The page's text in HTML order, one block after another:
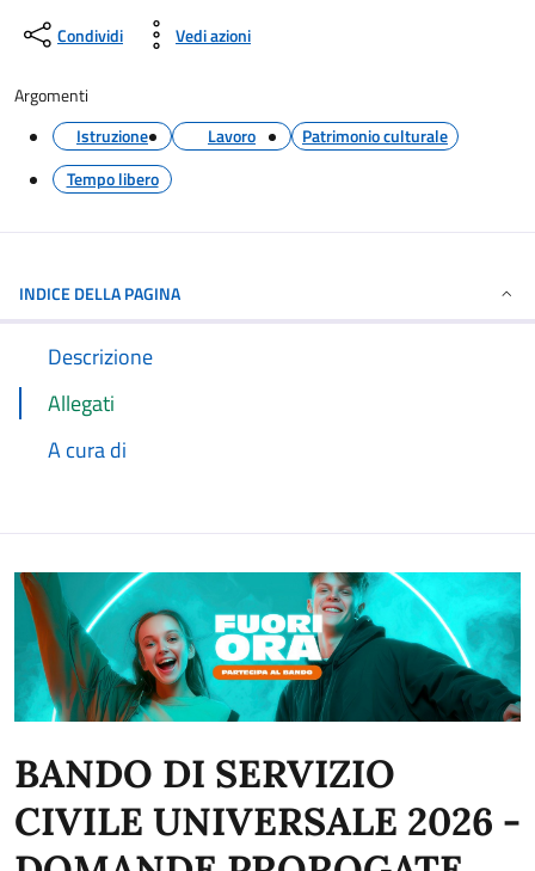
Condividi Vedi azioni
Argomenti
Istruzione
Lavoro
Patrimonio culturale
Tempo libero
INDICE DELLA PAGINA
Descrizione
Allegati
A cura di
BANDO DI SERVIZIO
CIVILE UNIVERSALE 2026 -